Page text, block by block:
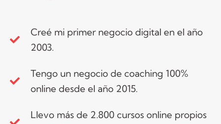
Creé mi primer negocio digital en el año
2003.
Tengo un negocio de coaching 100%
online desde el año 2015.
Llevo más de 2.800 cursos online propios